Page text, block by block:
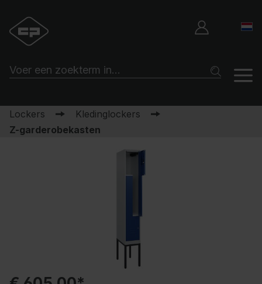
Lockers
Kledinglockers
Z-garderobekasten